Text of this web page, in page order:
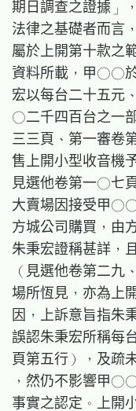
期日調查之證據」
法律之基礎者而言
屬於上開第十款之
資料所載，甲○○
宏以每台二十五元
○二千四百台之一
三三頁、第一審卷
售上開小型收音機
見選他卷第一○七
大賣場因接受甲○○
方城公司購買，由
朱秉宏證稱甚詳，
（見選他卷第二
場所恆見，亦為上
因，上訴意旨指朱
誤認朱秉宏所稱每
頁第五行），及疏
，然仍不影響甲
事實之認定。上開